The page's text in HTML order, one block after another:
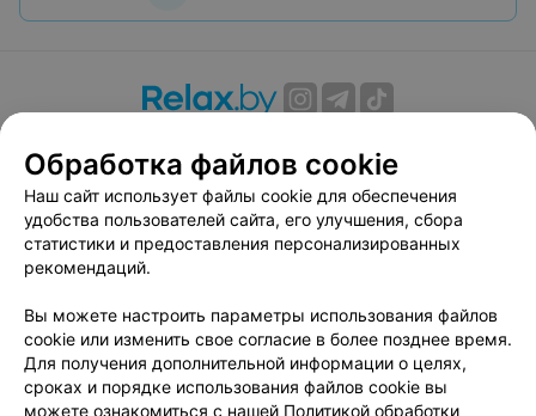
Вакансии
Публичный договор
Способы оплаты
Публичный договор по использованию сервиса
«Афиша»
Пользовательское соглашение
Связаться по вопросам сотрудничества
Написать руководителю relax.by
Персональные настройки cookie
Обработка файлов cookie
Наш сайт использует файлы cookie для обеспечения
удобства пользователей сайта, его улучшения, сбора
статистики и предоставления персонализированных
рекомендаций.
Вы можете настроить параметры использования файлов
cookie или изменить свое согласие в более позднее время.
Для получения дополнительной информации о целях,
сроках и порядке использования файлов cookie вы
можете ознакомиться с нашей Политикой обработки